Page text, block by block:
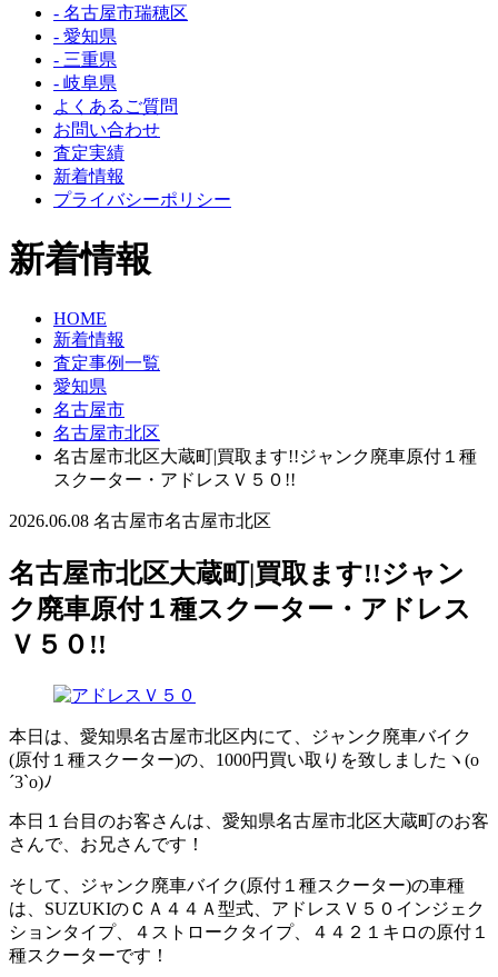
- 名古屋市瑞穂区
- 愛知県
- 三重県
- 岐阜県
よくあるご質問
お問い合わせ
査定実績
新着情報
プライバシーポリシー
新着情報
HOME
新着情報
査定事例一覧
愛知県
名古屋市
名古屋市北区
名古屋市北区大蔵町|買取ます!!ジャンク廃車原付１種
スクーター・アドレスＶ５０!!
2026.06.08 名古屋市名古屋市北区
名古屋市北区大蔵町|買取ます!!ジャン
ク廃車原付１種スクーター・アドレス
Ｖ５０!!
本日は、愛知県名古屋市北区内にて、ジャンク廃車バイク
(原付１種スクーター)の、1000円買い取りを致しましたヽ(o
´3`o)ﾉ
本日１台目のお客さんは、愛知県名古屋市北区大蔵町のお客
さんで、お兄さんです！
そして、ジャンク廃車バイク(原付１種スクーター)の車種
は、SUZUKIのＣＡ４４Ａ型式、アドレスＶ５０インジェク
ションタイプ、４ストロークタイプ、４４２１キロの原付１
種スクーターです！